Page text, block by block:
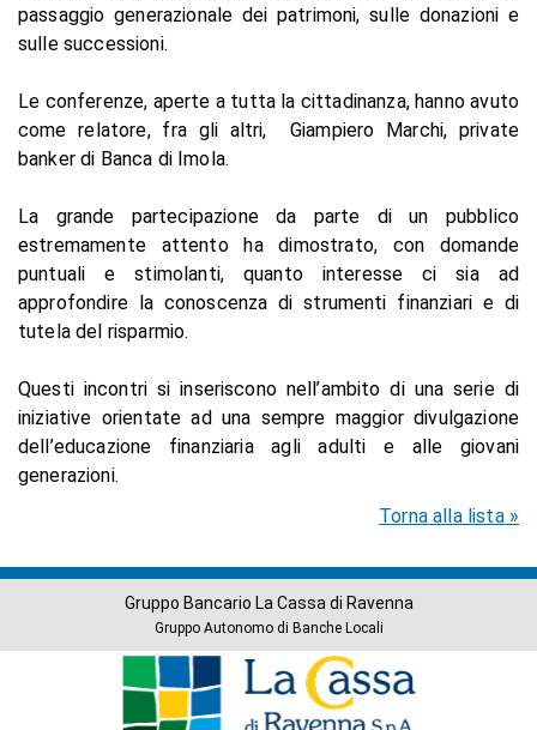
passaggio generazionale dei patrimoni, sulle donazioni e
sulle successioni.
Le conferenze, aperte a tutta la cittadinanza, hanno avuto
come relatore, fra gli altri, Giampiero Marchi, private
banker di Banca di Imola.
La grande partecipazione da parte di un pubblico
estremamente attento ha dimostrato, con domande
puntuali e stimolanti, quanto interesse ci sia ad
approfondire la conoscenza di strumenti finanziari e di
tutela del risparmio.
Questi incontri si inseriscono nell’ambito di una serie di
iniziative orientate ad una sempre maggior divulgazione
dell’educazione finanziaria agli adulti e alle giovani
generazioni.
Torna alla lista »
Gruppo Bancario La Cassa di Ravenna
Gruppo Autonomo di Banche Locali